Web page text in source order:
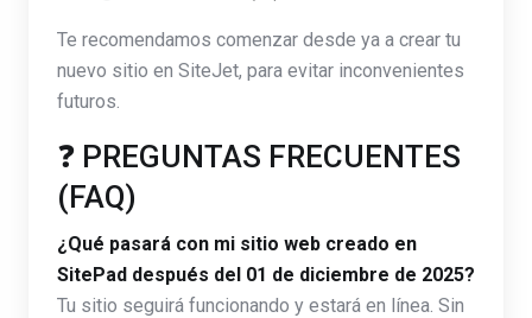
Te recomendamos comenzar desde ya a crear tu
nuevo sitio en SiteJet, para evitar inconvenientes
futuros.
❓ PREGUNTAS FRECUENTES
(FAQ)
¿Qué pasará con mi sitio web creado en
SitePad después del 01 de diciembre de 2025?
Tu sitio seguirá funcionando y estará en línea. Sin